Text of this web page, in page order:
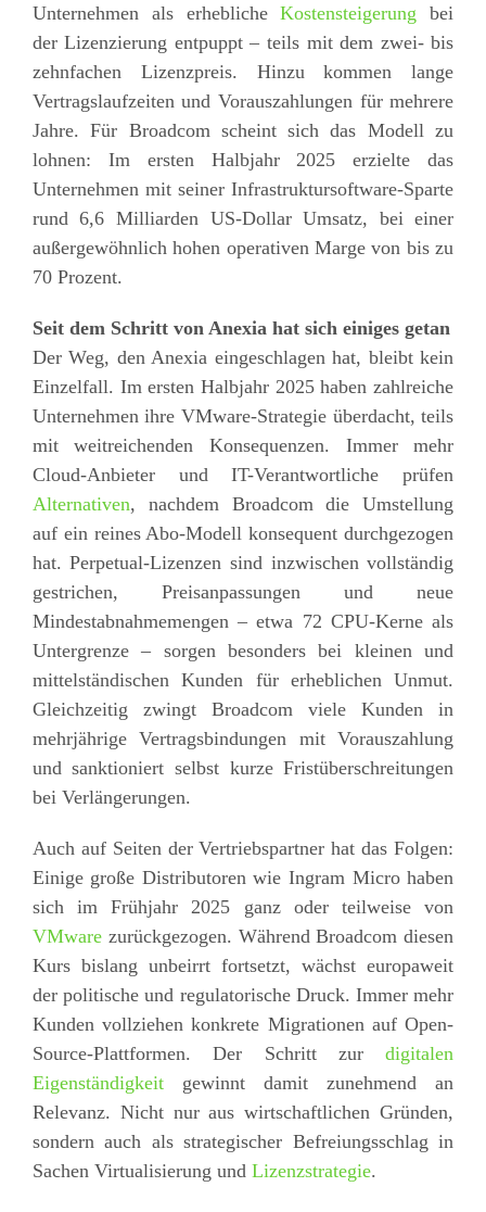
Unternehmen als erheblicheKostensteigerung bei
der Lizenzierung entpuppt – teils mit dem zwei- bis
zehnfachen Lizenzpreis. Hinzu kommen lange
Vertragslaufzeiten und Vorauszahlungen für mehrere
Jahre. Für Broadcom scheint sich das Modell zu
lohnen: Im ersten Halbjahr 2025 erzielte das
Unternehmen mit seiner Infrastruktursoftware-Sparte
rund 6,6 Milliarden US-Dollar Umsatz, bei einer
außergewöhnlich hohen operativen Marge von bis zu
70 Prozent.
Seit dem Schritt von Anexia hat sich einiges getan
Der Weg, den Anexia eingeschlagen hat, bleibt kein
Einzelfall. Im ersten Halbjahr 2025 haben zahlreiche
Unternehmen ihre VMware-Strategie überdacht, teils
mit weitreichenden Konsequenzen. Immer mehr
Cloud-Anbieter und IT-Verantwortliche prüfen
Alternativen, nachdem Broadcom die Umstellung
auf ein reines Abo-Modell konsequent durchgezogen
hat. Perpetual-Lizenzen sind inzwischen vollständig
gestrichen, Preisanpassungen und neue
Mindestabnahmemengen – etwa 72 CPU-Kerne als
Untergrenze – sorgen besonders bei kleinen und
mittelständischen Kunden für erheblichen Unmut.
Gleichzeitig zwingt Broadcom viele Kunden in
mehrjährige Vertragsbindungen mit Vorauszahlung
und sanktioniert selbst kurze Fristüberschreitungen
bei Verlängerungen.
Auch auf Seiten der Vertriebspartner hat das Folgen:
Einige große Distributoren wie Ingram Micro haben
sich im Frühjahr 2025 ganz oder teilweise von
VMwarezurückgezogen. Während Broadcom diesen
Kurs bislang unbeirrt fortsetzt, wächst europaweit
der politische und regulatorische Druck. Immer mehr
Kunden vollziehen konkrete Migrationen auf Open-
Source-Plattformen. Der Schritt zurdigitalen
Eigenständigkeitgewinnt damit zunehmend an
Relevanz. Nicht nur aus wirtschaftlichen Gründen,
sondern auch als strategischer Befreiungsschlag in
Sachen Virtualisierung und Lizenzstrategie.